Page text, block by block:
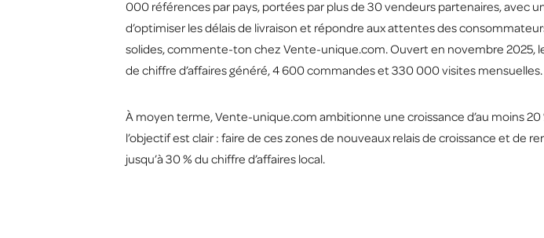
000 références par pays, portées par plus de 30 vendeurs partenaires, avec
d’optimiser les délais de livraison et répondre aux attentes des
solides, commente-ton chez Vente-unique.com. Ouvert en novembre 2025,
de chiffre d’affaires généré, 4 600 commandes et 330 000 visites mensuelles.
À moyen terme, Vente-unique.com ambitionne une croissance d’au moins
l’objectif est clair : faire de ces zones de nouveaux relais de croissance et
jusqu’à 30 % du chiffre d’affaires local.